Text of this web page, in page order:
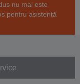
nu mai este
pentru asistență